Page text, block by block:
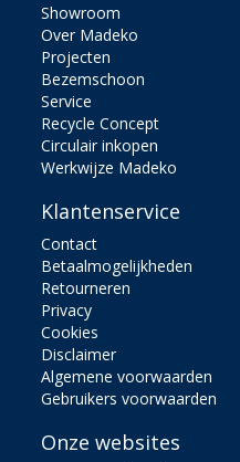
Showroom
Over Madeko
Projecten
Bezemschoon
Service
Recycle Concept
Circulair inkopen
Werkwijze Madeko
Klantenservice
Contact
Betaalmogelijkheden
Retourneren
Privacy
Cookies
Disclaimer
Algemene voorwaarden
Gebruikers voorwaarden
Onze websites